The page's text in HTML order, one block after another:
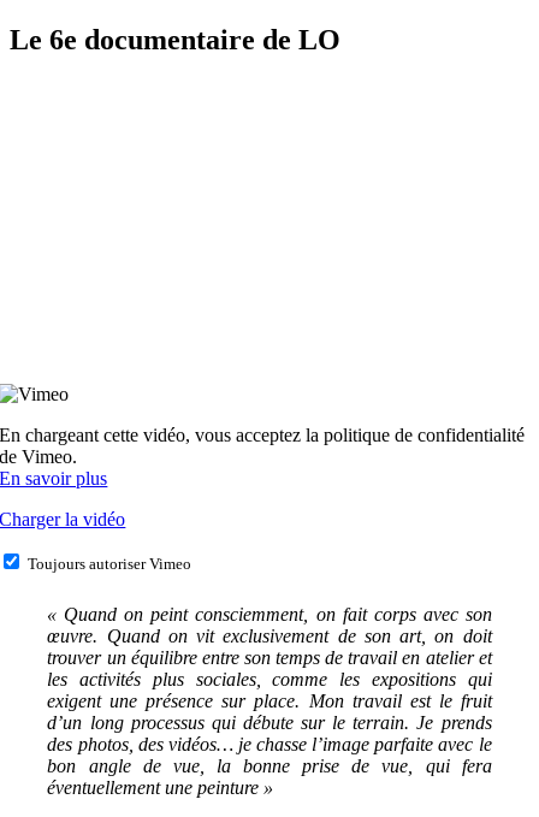
Le 6e documentaire de LO
En chargeant cette vidéo, vous acceptez la politique de confidentialité
de Vimeo.
En savoir plus
Charger la vidéo
Toujours autoriser Vimeo
« Quand on peint consciemment, on fait corps avec son
œuvre. Quand on vit exclusivement de son art, on doit
trouver un équilibre entre son temps de travail en atelier et
les activités plus sociales, comme les expositions qui
exigent une présence sur place. Mon travail est le fruit
d’un long processus qui débute sur le terrain. Je prends
des photos, des vidéos… je chasse l’image parfaite avec le
bon angle de vue, la bonne prise de vue, qui fera
éventuellement une peinture »